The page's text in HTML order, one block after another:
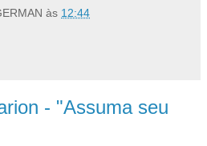
às 12:44
- "Assuma seu